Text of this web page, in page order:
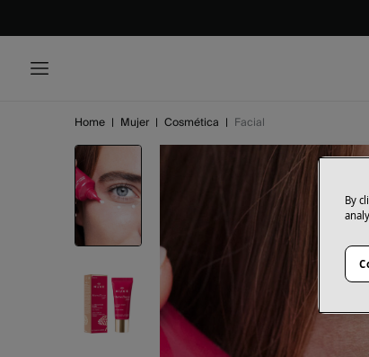
Home | Mujer | Cosmética | Facial
By